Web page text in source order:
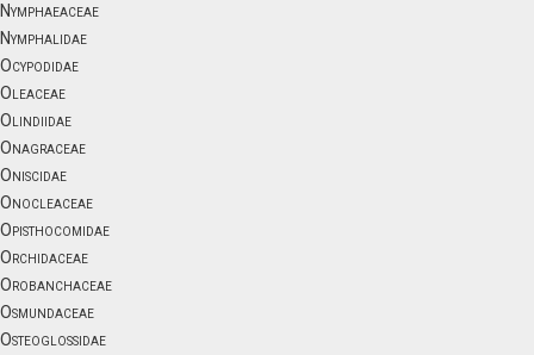
Nymphaeaceae
Nymphalidae
Ocypodidae
Oleaceae
Olindiidae
Onagraceae
Oniscidae
Onocleaceae
Opisthocomidae
Orchidaceae
Orobanchaceae
Osmundaceae
Osteoglossidae